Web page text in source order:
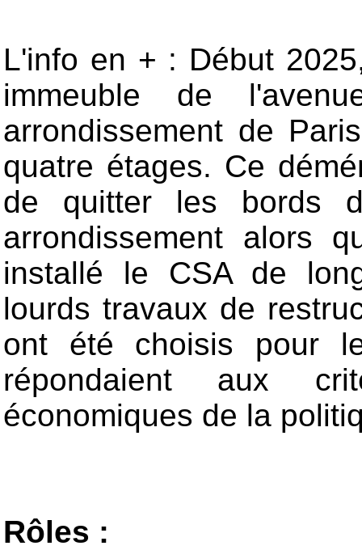
L'info en + : Début
immeuble de
arrondissement de
quatre étages. Ce
de quitter les bords
arrondissement alors
installé le CSA de
lourds travaux de
ont été choisis pour
répondaient aux
économiques de la
Rôles :